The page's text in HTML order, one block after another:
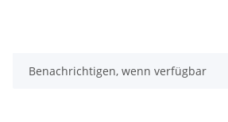
Benachrichtigen, wenn verfügbar